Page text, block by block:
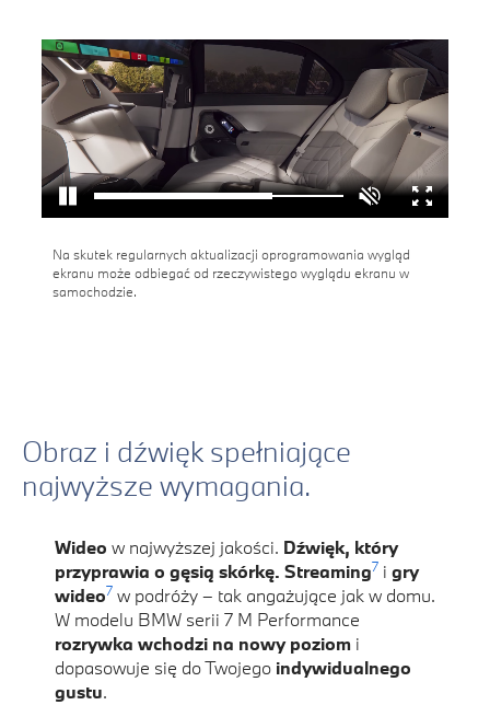
Na skutek regularnych aktualizacji oprogramowania wygląd
ekranu może odbiegać od rzeczywistego wyglądu ekranu w
samochodzie.
Obraz i dźwięk spełniające
najwyższe wymagania.
Wideo w najwyższej jakości. Dźwięk, który
przyprawia o gęsią skórkę. Streaming7 i gry
wideo7 w podróży – tak angażujące jak w domu.
W modelu BMW serii 7 M Performance
rozrywka wchodzi na nowy poziom i
dopasowuje się do Twojego indywidualnego
gustu.